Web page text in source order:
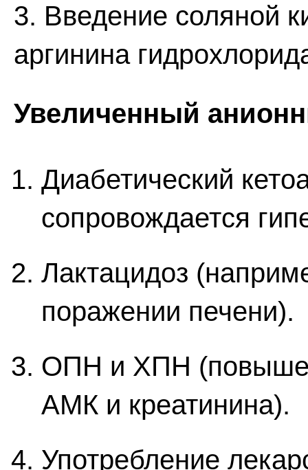
3. Введение соляной
аргинина
Увеличенный
Диабетический
сопровождается
Лактацидоз
поражении печени).
ОПН и ХПН
АМК и креатинина).
Употребление